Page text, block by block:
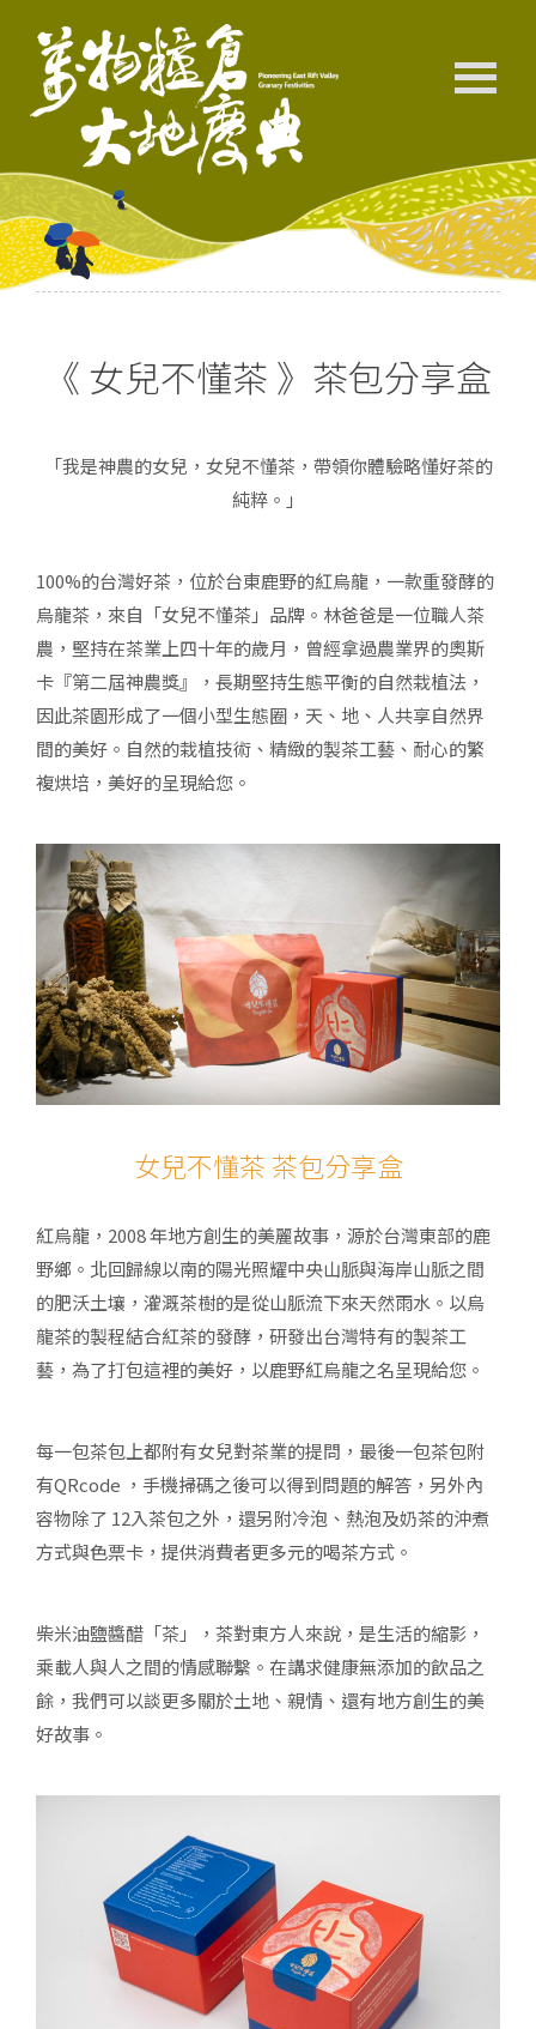
《 女兒不懂茶 》茶包分享盒
「我是神農的女兒，女兒不懂茶，帶領你體驗略懂好茶的
純粹。」
100%的台灣好茶，位於台東鹿野的紅烏龍，一款重發酵的
烏龍茶，來自「女兒不懂茶」品牌。林爸爸是一位職人茶
農，堅持在茶業上四十年的歲月，曾經拿過農業界的奧斯
卡『第二屆神農獎』，長期堅持生態平衡的自然栽植法，
因此茶園形成了一個小型生態圈，天、地、人共享自然界
間的美好。自然的栽植技術、精緻的製茶工藝、耐心的繁
複烘培，美好的呈現給您。
女兒不懂茶 茶包分享盒
紅烏龍，2008 年地方創生的美麗故事，源於台灣東部的鹿
野鄉。北回歸線以南的陽光照耀中央山脈與海岸山脈之間
的肥沃土壤，灌溉茶樹的是從山脈流下來天然雨水。以烏
龍茶的製程結合紅茶的發酵，研發出台灣特有的製茶工
藝，為了打包這裡的美好，以鹿野紅烏龍之名呈現給您。
每一包茶包上都附有女兒對茶業的提問，最後一包茶包附
有QRcode ，手機掃碼之後可以得到問題的解答，另外內
容物除了 12入茶包之外，還另附冷泡、熱泡及奶茶的沖煮
方式與色票卡，提供消費者更多元的喝茶方式。
柴米油鹽醬醋「茶」，茶對東方人來說，是生活的縮影，
乘載人與人之間的情感聯繫。在講求健康無添加的飲品之
餘，我們可以談更多關於土地、親情、還有地方創生的美
好故事。